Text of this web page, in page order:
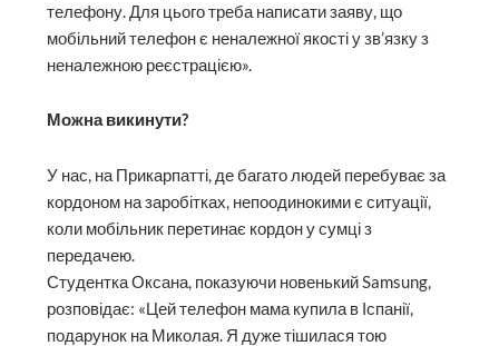
телефону. Для цього треба написати заяву, що
мобільний телефон є неналежної якості у зв’язку з
неналежною реєстрацією».
Можна викинути?
У нас, на Прикарпатті, де багато людей перебуває за
кордоном на заробітках, непоодинокими є ситуації,
коли мобільник перетинає кордон у сумці з
передачею.
Студентка Оксана, показуючи новенький Samsung,
розповідає: «Цей телефон мама купила в Іспанії,
подарунок на Миколая. Я дуже тішилася тою